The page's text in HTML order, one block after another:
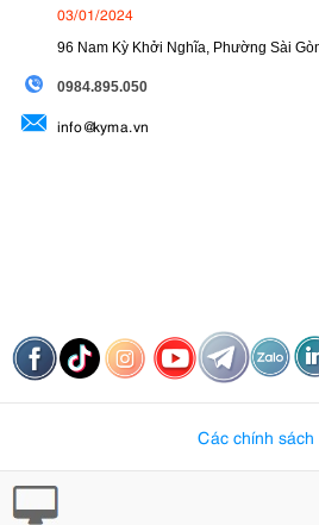
03/01/2024
96 Nam Kỳ Khởi Nghĩa, Phường Sài
0984.895.050
info@kyma.vn
Các chính